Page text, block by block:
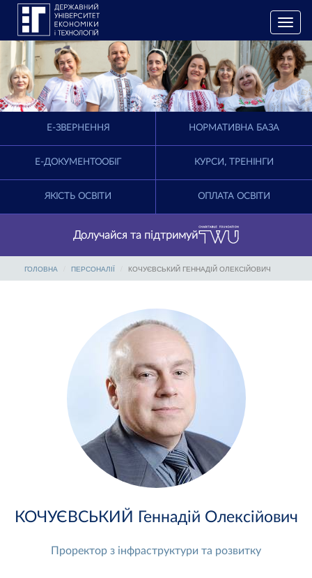
T
o
g
g
l
e
n
i
a
E-ЗВЕРНЕННЯ НОРМАТИВНА БАЗА
Е-ДОКУМЕНТООБІГ КУРСИ, ТРЕНІНГИ
ЯКІСТЬ ОСВІТИ ОПЛАТА ОСВІТИ
Долучайся та підтримуй
ГОЛОВНА ПЕРСОНАЛІЇ КОЧУЄВСЬКИЙ ГЕННАДІЙ ОЛЕКСІЙОВИЧ
КОЧУЄВСЬКИЙ Геннадій Олексійович
Проректор з інфраструктури та розвитку